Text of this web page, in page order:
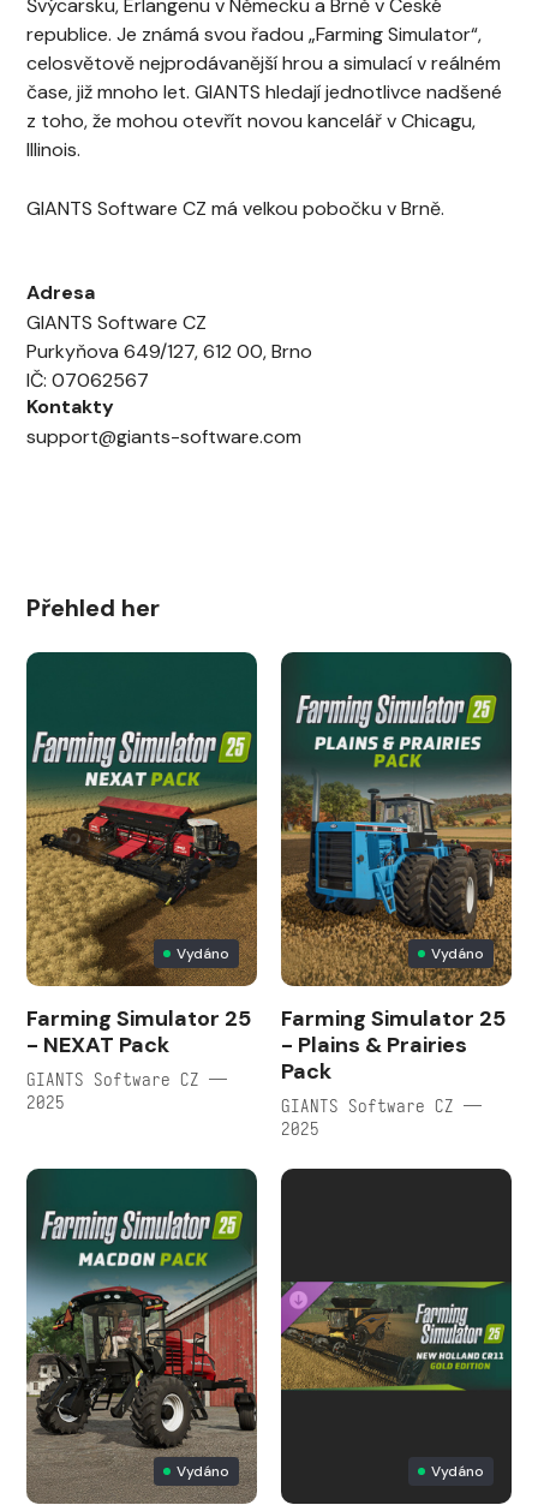
Švýcarsku, Erlangenu v Německu a Brně v České
republice. Je známá svou řadou „Farming Simulator“,
celosvětově nejprodávanější hrou a simulací v reálném
čase, již mnoho let. GIANTS hledají jednotlivce nadšené
z toho, že mohou otevřít novou kancelář v Chicagu,
Illinois.
GIANTS Software CZ má velkou pobočku v Brně.
Adresa
GIANTS Software CZ
Purkyňova 649/127, 612 00, Brno
IČ: 07062567
Kontakty
support@giants-software.com
Přehled her
Vydáno
Farming Simulator 25
- NEXAT Pack
GIANTS Software CZ —
2025
Vydáno
Farming Simulator 25
- Plains & Prairies
Pack
GIANTS Software CZ —
2025
Vydáno Vydáno